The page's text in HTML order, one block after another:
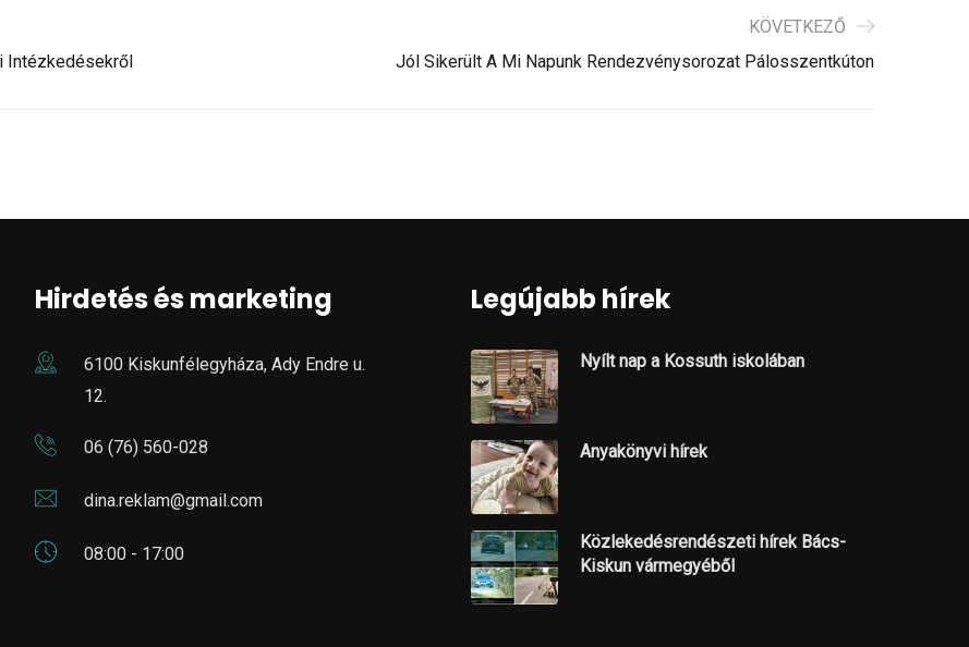
Intézkedésekről
KÖVETKEZŐ
Jól Sikerült A Mi Napunk Rendezvénysorozat Pálosszentkúton
Hirdetés és marketing
6100 Kiskunfélegyháza, Ady Endre u.
12.
06 (76) 560-028
dina.reklam@gmail.com
08:00 - 17:00
Legújabb hírek
Nyílt nap a Kossuth iskolában
Anyakönyvi hírek
Közlekedésrendészeti hírek Bács-
Kiskun vármegyéből